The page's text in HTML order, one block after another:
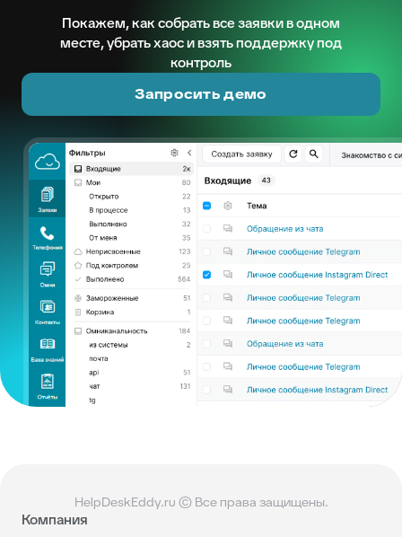
Покажем, как собрать все заявки в одном
месте, убрать хаос и взять поддержку под
контроль
Запросить демо
HelpDeskEddy.ru © Все права защищены.
Компания